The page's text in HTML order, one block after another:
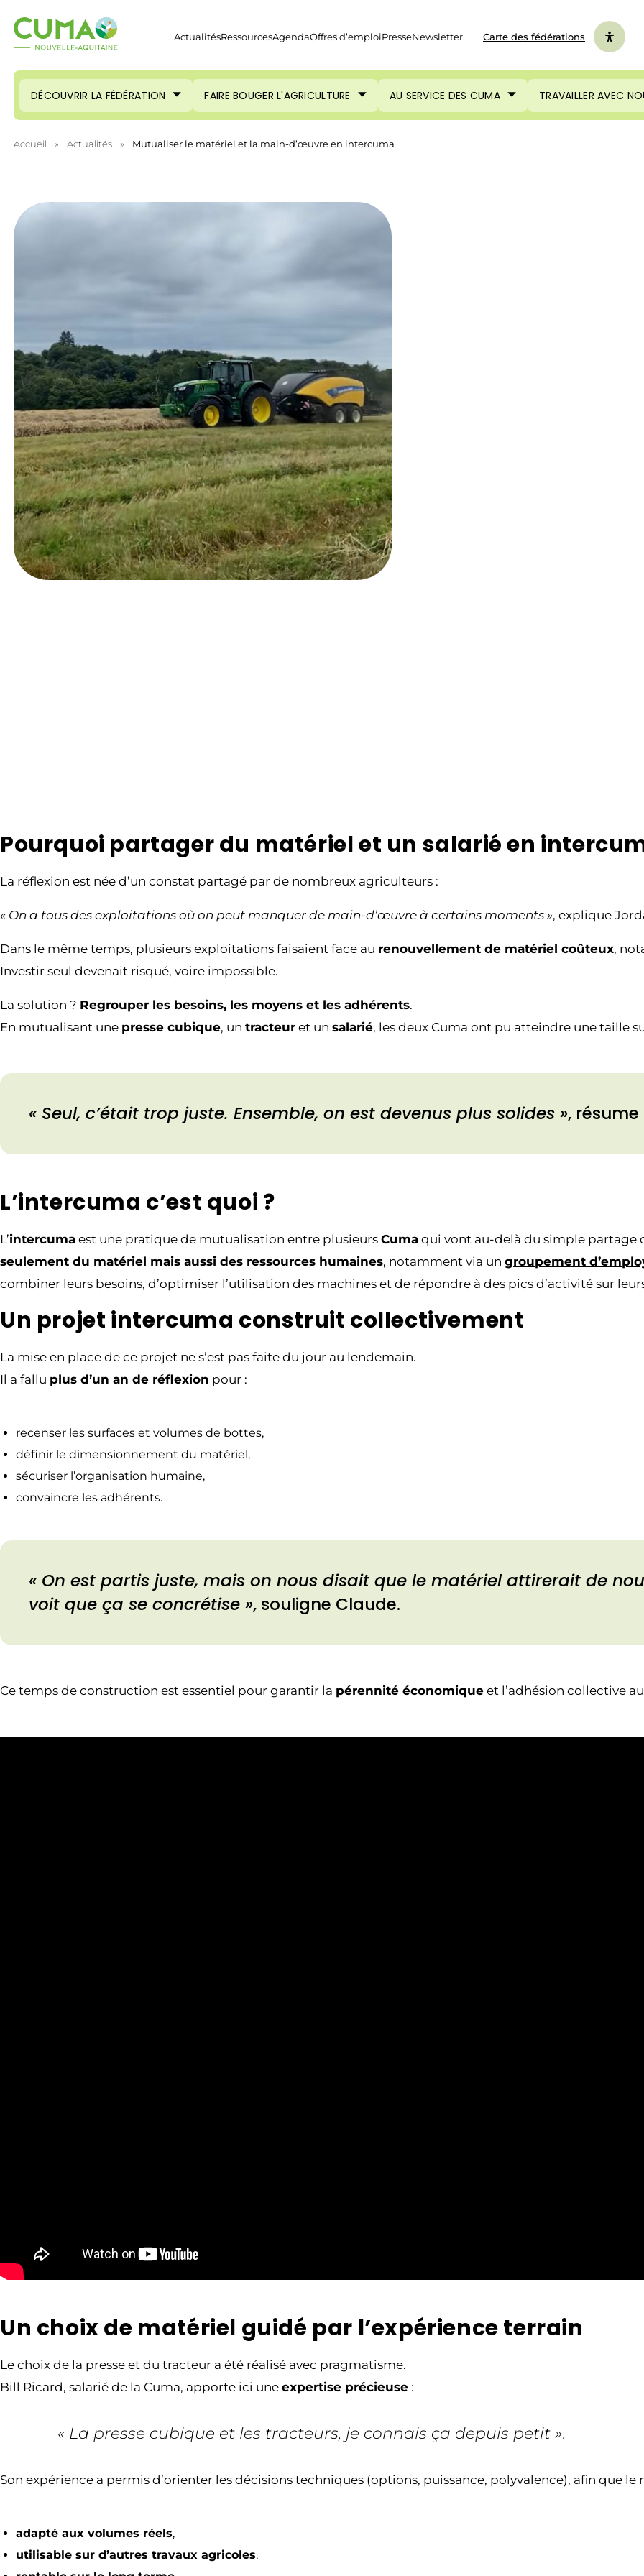
ActualitésRessourcesAgendaOffres d’emploiPresseNewsletter Carte des fédérations
DÉCOUVRIR LA FÉDÉRATION FAIRE BOUGER L'AGRICULTURE AU SERVICE DES CUMA TRAVAILLER AVEC
Accueil » Actualités » Mutualiser le matériel et la main-d’œuvre en intercuma
Pourquoi partager du matériel et un salarié en
La réflexion est née d’un constat partagé par de nombreux agriculteurs :
« On a tous des exploitations où on peut manquer de main-d’œuvre à certains moments », explique
Dans le même temps, plusieurs exploitations faisaient face au renouvellement de matériel coûteux,
Investir seul devenait risqué, voire impossible.
La solution ? Regrouper les besoins, les moyens et les adhérents.
En mutualisant une presse cubique, un tracteur et un salarié, les deux Cuma ont pu atteindre une taille
« Seul, c’était trop juste. Ensemble, on est devenus plus solides »,
L’intercuma c’est quoi ?
L’intercuma est une pratique de mutualisation entre plusieurs Cuma qui vont au-delà du simple partage
seulement du matériel mais aussi des ressources humaines, notamment via un groupement
combiner leurs besoins, d’optimiser l’utilisation des machines et de répondre à des pics d’activité sur
Un projet intercuma construit collectivement
La mise en place de ce projet ne s’est pas faite du jour au lendemain.
Il a fallu plus d’un an de réflexion pour :
recenser les surfaces et volumes de bottes,
définir le dimensionnement du matériel,
sécuriser l’organisation humaine,
convaincre les adhérents.
« On est partis juste, mais on nous disait que le matériel attirerait de
voit que ça se concrétise », souligne Claude.
Ce temps de construction est essentiel pour garantir la pérennité économique et l’adhésion collective
Un choix de matériel guidé par l’expérience terrain
Le choix de la presse et du tracteur a été réalisé avec pragmatisme.
Bill Ricard, salarié de la Cuma, apporte ici une expertise précieuse :
« La presse cubique et les tracteurs, je connais ça depuis petit ».
Son expérience a permis d’orienter les décisions techniques (options, puissance, polyvalence), afin que le
adapté aux volumes réels,
utilisable sur d’autres travaux agricoles,